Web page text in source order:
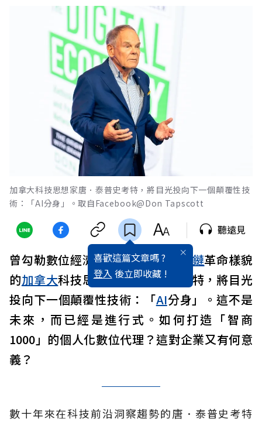
加拿大科技思想家唐．泰普史考特，將目光投向下一個顛覆性技
術：「AI分身」。取自Facebook@Don Tapscott
喜歡這篇文章嗎 ?
登入 後立即收藏 !
聽遠見
曾勾勒數位經濟、網路世代、 區塊鏈革命樣貌
的加拿大科技思想家唐．泰普史考特，將目光
投向下一個顛覆性技術：「AI分身」。這不是
未來，而已經是進行式。如何打造「智商
1000」的個人化數位代理？這對企業又有何意
義？
數十年來在科技前沿洞察趨勢的唐．泰普史考特